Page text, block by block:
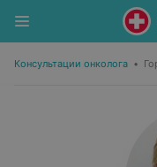
Консультации онколога •